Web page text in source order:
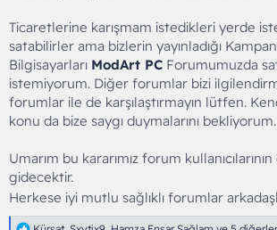
Ticaretlerine karışmam istedikleri yerde
satabilirler ama bizlerin yayınladığı
Bilgisayarları ModArt PC Forumumuzda
istemiyorum. Diğer forumlar bizi
forumlar ile de karşılaştırmayın lütfen.
konu da bize saygı duymalarını bekliyorum.
Umarım bu kararımız forum
gidecektir.
Herkese iyi mutlu sağlıklı forumlar